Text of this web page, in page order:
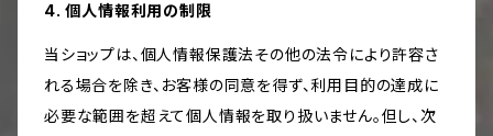
4. 個人情報利用の制限
当ショップは、個人情報保護法その他の法令により許容さ
れる場合を除き、お客様の同意を得ず、利用目的の達成に
必要な範囲を超えて個人情報を取り扱いません。但し、次